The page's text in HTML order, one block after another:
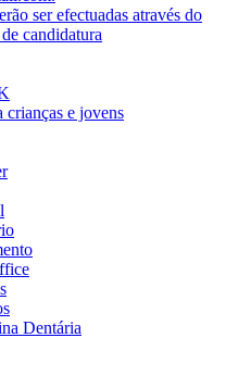
ser efectuadas através do
candidatura
crianças e jovens
Dentária